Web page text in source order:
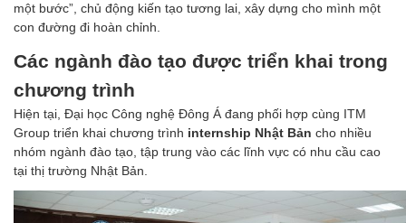
một bước”, chủ động kiến tạo tương lai, xây dựng cho mình một
con đường đi hoàn chỉnh.
Các ngành đào tạo được triển khai trong
chương trình
Hiện tại, Đại học Công nghệ Đông Á đang phối hợp cùng ITM
Group triển khai chương trình internship Nhật Bản cho nhiều
nhóm ngành đào tạo, tập trung vào các lĩnh vực có nhu cầu cao
tại thị trường Nhật Bản.